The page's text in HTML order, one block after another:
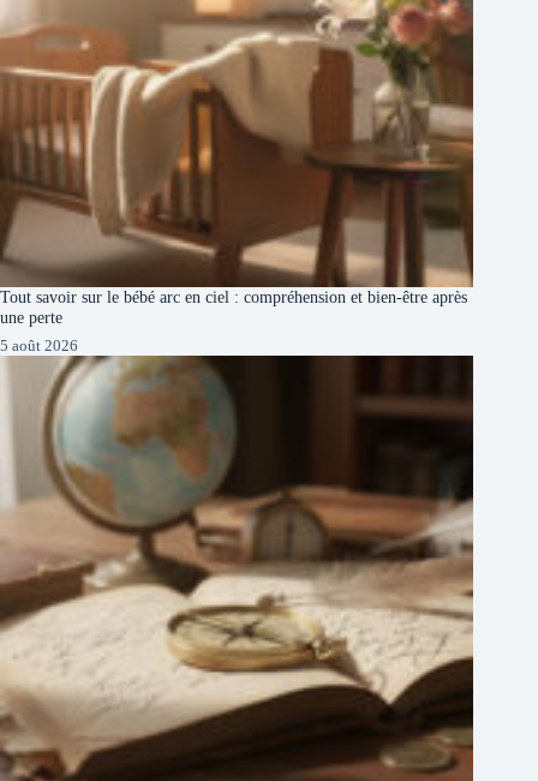
Tout savoir sur le bébé arc en ciel : compréhension et bien-être après
une perte
5 août 2026